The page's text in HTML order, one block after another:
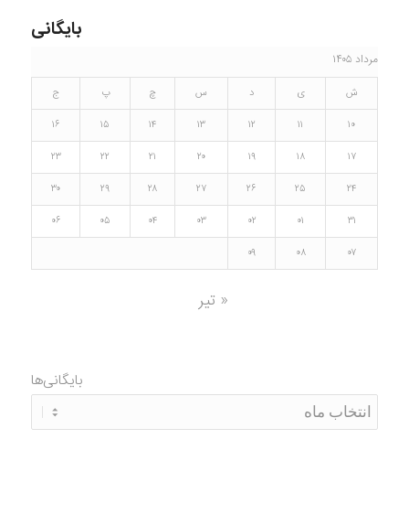
بایگانی
مرداد ۱۴۰۵
ش ی د س چ پ
ج
۱۰
۱۱ ۱۲ ۱۳ ۱۴ ۱۵
۱۶
۱۷
۱۸ ۱۹ ۲۰ ۲۱ ۲۲
۲۳
۲۴
۲۵ ۲۶ ۲۷ ۲۸ ۲۹
۳۰
۳۱
۰۱ ۰۲ ۰۳ ۰۴ ۰۵
۰۶
۰۷
۰۸ ۰۹
« تیر
بایگانی‌ها